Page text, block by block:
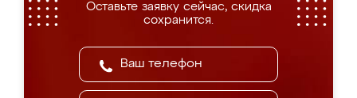
Оставьте заявку сейчас, скидка
сохранится.